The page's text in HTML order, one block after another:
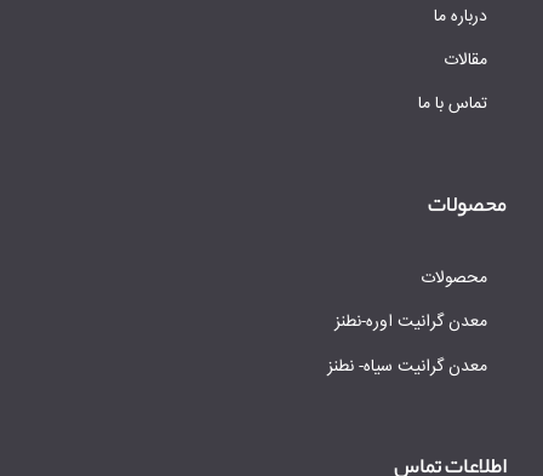
درباره ما
مقالات
تماس با ما
محصولات
محصولات
معدن گرانیت اوره-نطنز
معدن گرانیت سیاه- نطنز
اطلاعات تماس